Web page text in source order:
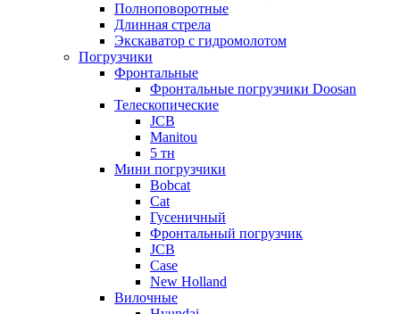
Полноповоротные
Длинная стрела
Экскаватор с гидромолотом
Погрузчики
Фронтальные
Фронтальные погрузчики Doosan
Телескопические
JCB
Manitou
5 тн
Мини погрузчики
Bobcat
Cat
Гусеничный
Фронтальный погрузчик
JCB
Case
New Holland
Вилочные